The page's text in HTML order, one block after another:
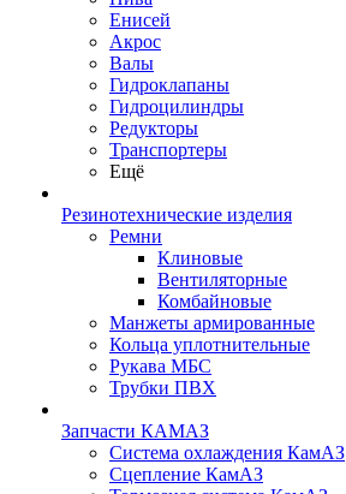
Енисей
Акрос
Валы
Гидроклапаны
Гидроцилиндры
Редукторы
Транспортеры
Ещё
Резинотехнические изделия
Ремни
Клиновые
Вентиляторные
Комбайновые
Манжеты армированные
Кольца уплотнительные
Рукава МБС
Трубки ПВХ
Запчасти КАМАЗ
Система охлаждения КамАЗ
Сцепление КамАЗ